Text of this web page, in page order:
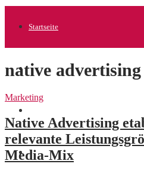
Startseite
Allgemein
News
native advertising
Marketing
Native Advertising
relevante
Media-Mix